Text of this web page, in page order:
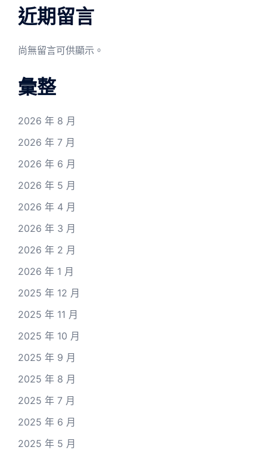
近期留言
尚無留言可供顯示。
彙整
2026 年 8 月
2026 年 7 月
2026 年 6 月
2026 年 5 月
2026 年 4 月
2026 年 3 月
2026 年 2 月
2026 年 1 月
2025 年 12 月
2025 年 11 月
2025 年 10 月
2025 年 9 月
2025 年 8 月
2025 年 7 月
2025 年 6 月
2025 年 5 月